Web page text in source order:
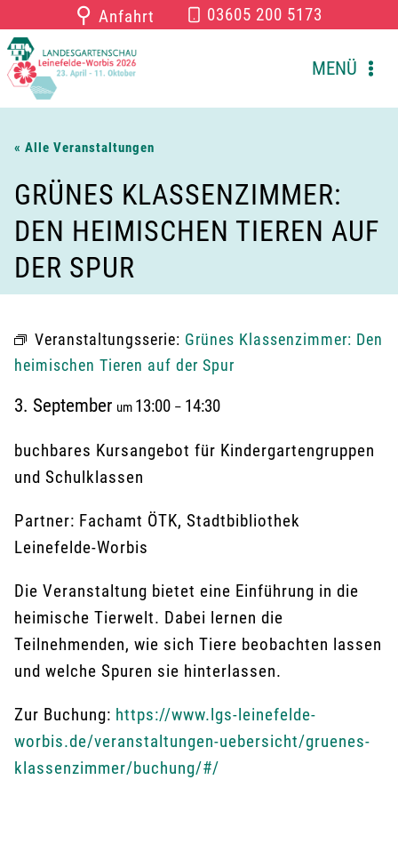
Inhalt
springen
⚲ Anfahrt 03605 200 5173
MENÜ
« Alle Veranstaltungen
GRÜNES KLASSENZIMMER:
DEN HEIMISCHEN TIEREN AUF
DER SPUR
Veranstaltungsserie: Grünes Klassenzimmer: Den
heimischen Tieren auf der Spur
3. September um 13:00 – 14:30
buchbares Kursangebot für Kindergartengruppen
und Schulklassen
Partner: Fachamt ÖTK, Stadtbibliothek
Leinefelde-Worbis
Die Veranstaltung bietet eine Einführung in die
heimische Tierwelt. Dabei lernen die
Teilnehmenden, wie sich Tiere beobachten lassen
und welche Spuren sie hinterlassen.
Zur Buchung: https://www.lgs-leinefelde-
worbis.de/veranstaltungen-uebersicht/gruenes-
klassenzimmer/buchung/#/